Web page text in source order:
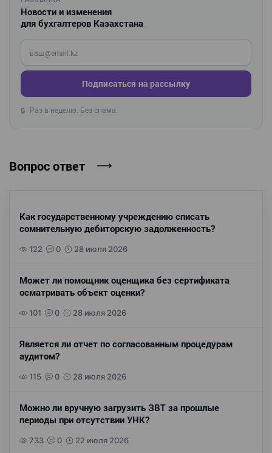
Новости и изменения
для бухгалтеров Казахстана
Введите ваш e-mail
Подписаться на рассылку
🔒 Раз в неделю. Без спама.
Вопрос ответ
Как государственному учреждению списать
сомнительную дебиторскую задолженность?
122 0 28 июля 2026
Может ли помощник оценщика без сертификата
осматривать объект оценки?
101 0 28 июля 2026
Является ли отчет по согласованным процедурам
аудитом?
115 0 28 июля 2026
Можно ли вручную загрузить ЗВТ за прошлые
периоды при отсутствии УНК?
733 0 22 июля 2026